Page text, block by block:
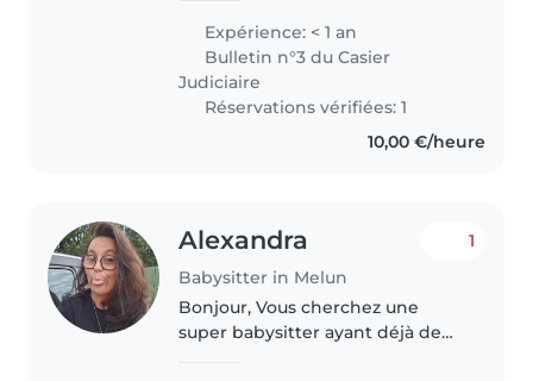
neveux et nièces depuis bébé et
déjà fait du baby sitting j'ai aussi
travailler au bureau..
Expérience: < 1 an
Bulletin n°3 du Casier
Judiciaire
Réservations vérifiées: 1
10,00 €/heure
Alexandra
Babysitter in Melun
1
Bonjour, Vous cherchez une
super babysitter ayant déjà de